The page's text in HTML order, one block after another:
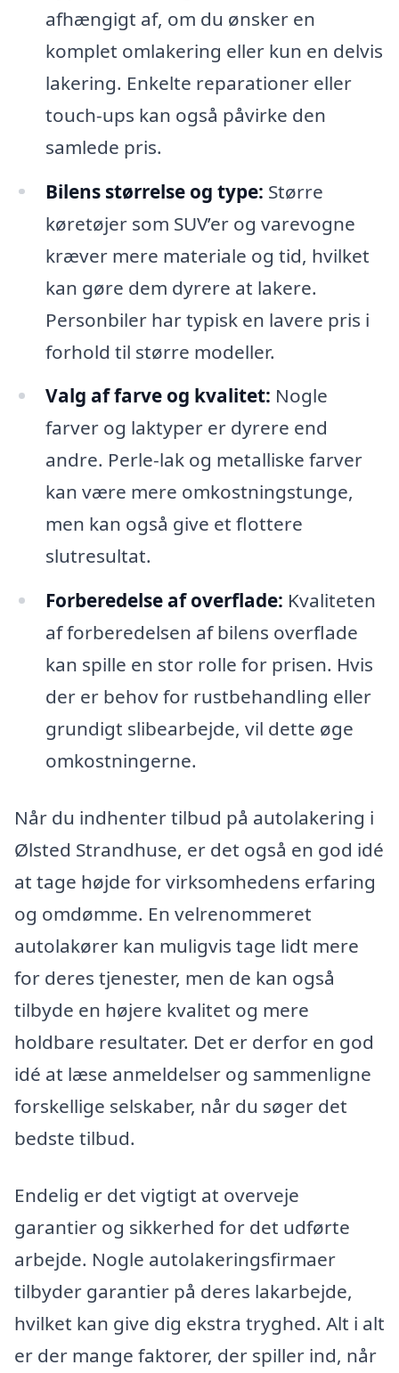
afhængigt af, om du ønsker en
komplet omlakering eller kun en delvis
lakering. Enkelte reparationer eller
touch-ups kan også påvirke den
samlede pris.
Bilens størrelse og type: Større
køretøjer som SUV’er og varevogne
kræver mere materiale og tid, hvilket
kan gøre dem dyrere at lakere.
Personbiler har typisk en lavere pris i
forhold til større modeller.
Valg af farve og kvalitet: Nogle
farver og laktyper er dyrere end
andre. Perle-lak og metalliske farver
kan være mere omkostningstunge,
men kan også give et flottere
slutresultat.
Forberedelse af overflade: Kvaliteten
af forberedelsen af bilens overflade
kan spille en stor rolle for prisen. Hvis
der er behov for rustbehandling eller
grundigt slibearbejde, vil dette øge
omkostningerne.
Når du indhenter tilbud på autolakering i
Ølsted Strandhuse, er det også en god idé
at tage højde for virksomhedens erfaring
og omdømme. En velrenommeret
autolakører kan muligvis tage lidt mere
for deres tjenester, men de kan også
tilbyde en højere kvalitet og mere
holdbare resultater. Det er derfor en god
idé at læse anmeldelser og sammenligne
forskellige selskaber, når du søger det
bedste tilbud.
Endelig er det vigtigt at overveje
garantier og sikkerhed for det udførte
arbejde. Nogle autolakeringsfirmaer
tilbyder garantier på deres lakarbejde,
hvilket kan give dig ekstra tryghed. Alt i alt
er der mange faktorer, der spiller ind, når